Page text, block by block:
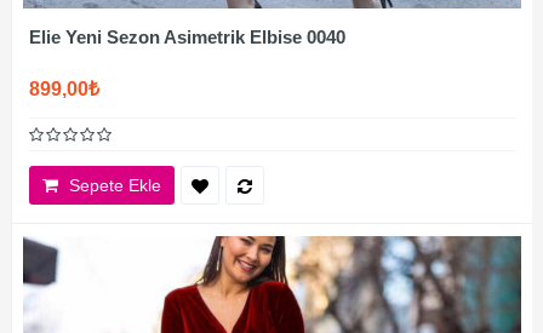
Elie Yeni Sezon Asimetrik Elbise 0040
899,00₺
Sepete Ekle